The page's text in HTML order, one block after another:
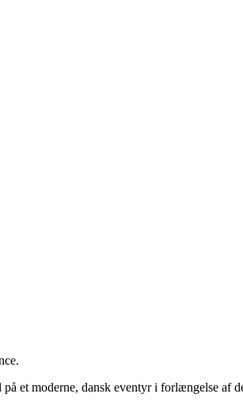
et moderne, dansk eventyr i forlængelse af